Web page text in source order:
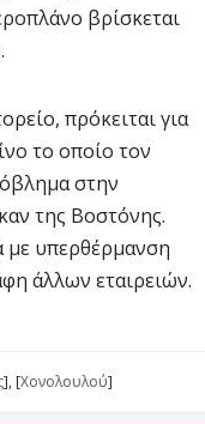
βρίσκεται
πρόκειται για
το οποίο τον
στην
της Βοστόνης.
με υπερθέρμανση
άλλων εταιρειών.
], [Χονολουλού]